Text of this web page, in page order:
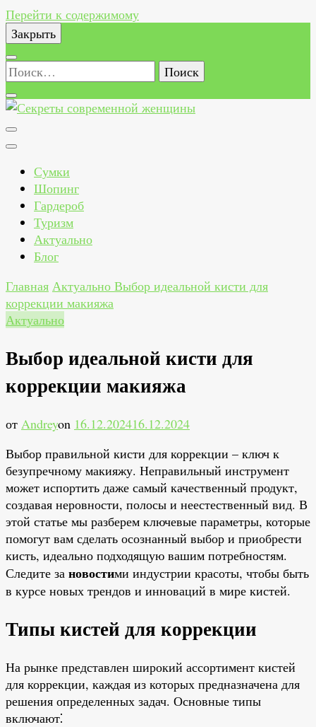
Перейти к содержимому
Закрыть
Найти:
Секреты современной женщины
Как всегда быть стильной, красивой, здоровой и
счастливой женщиной
Сумки
Шопинг
Гардероб
Туризм
Актуально
Блог
Главная Актуально Выбор идеальной кисти для
коррекции макияжа
Актуально
Выбор идеальной кисти для
коррекции макияжа
от Andreyon 16.12.202416.12.2024
Выбор правильной кисти для коррекции – ключ к
безупречному макияжу. Неправильный инструмент
может испортить даже самый качественный продукт,
создавая неровности, полосы и неестественный вид. В
этой статье мы разберем ключевые параметры, которые
помогут вам сделать осознанный выбор и приобрести
кисть, идеально подходящую вашим потребностям.
Следите за новостими индустрии красоты, чтобы быть
в курсе новых трендов и инноваций в мире кистей.
Типы кистей для коррекции
На рынке представлен широкий ассортимент кистей
для коррекции, каждая из которых предназначена для
решения определенных задач. Основные типы
включают⁚